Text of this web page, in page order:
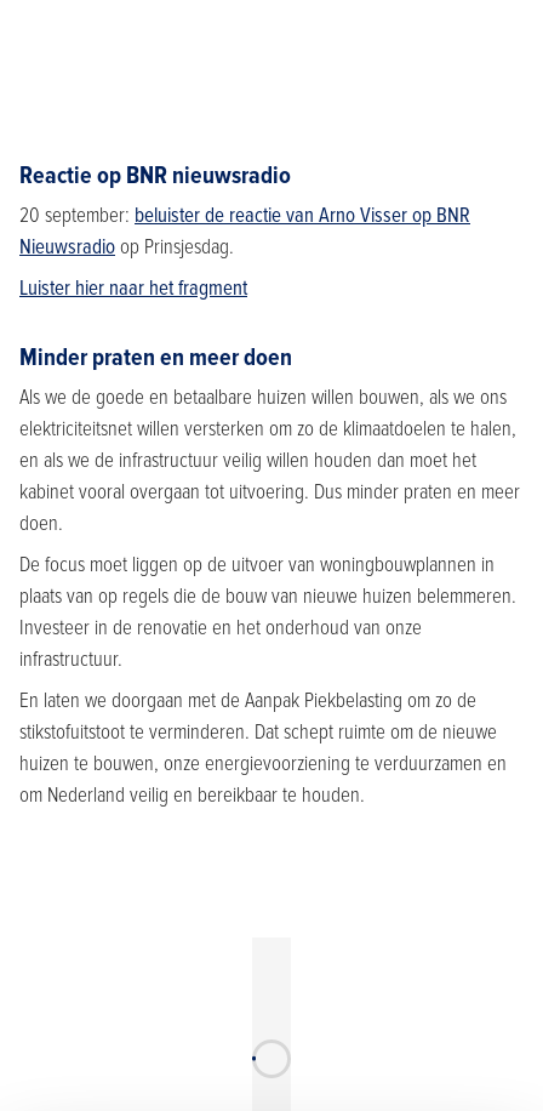
Reactie op BNR nieuwsradio
20 september: beluister de reactie van Arno Visser op BNR
Nieuwsradioop Prinsjesdag.
Luister hier naar het fragment
Minder praten en meer doen
Als we de goede en betaalbare huizen willen bouwen, als we ons
elektriciteitsnet willen versterken om zo de klimaatdoelen te halen,
en als we de infrastructuur veilig willen houden dan moet het
kabinet vooral overgaan tot uitvoering. Dus minder praten en meer
doen.
De focus moet liggen op de uitvoer van woningbouwplannen in
plaats van op regels die de bouw van nieuwe huizen belemmeren.
Investeer in de renovatie en het onderhoud van onze
infrastructuur.
En laten we doorgaan met de Aanpak Piekbelasting om zo de
stikstofuitstoot te verminderen. Dat schept ruimte om de nieuwe
huizen te bouwen, onze energievoorziening te verduurzamen en
om Nederland veilig en bereikbaar te houden.